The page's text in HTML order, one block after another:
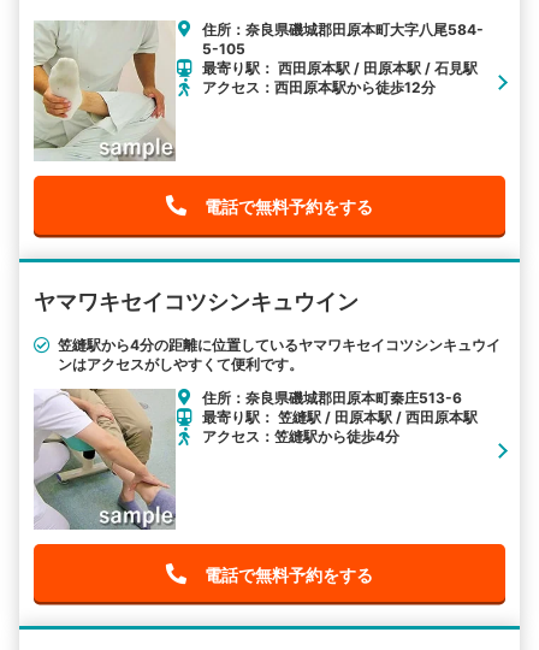
住所：奈良県磯城郡田原本町大字八尾584-
5-105
最寄り駅： 西田原本駅 / 田原本駅 / 石見駅
アクセス：西田原本駅から徒歩12分
電話で無料予約をする
ヤマワキセイコツシンキュウイン
笠縫駅から4分の距離に位置しているヤマワキセイコツシンキュウイ
ンはアクセスがしやすくて便利です。
住所：奈良県磯城郡田原本町秦庄513-6
最寄り駅： 笠縫駅 / 田原本駅 / 西田原本駅
アクセス：笠縫駅から徒歩4分
電話で無料予約をする